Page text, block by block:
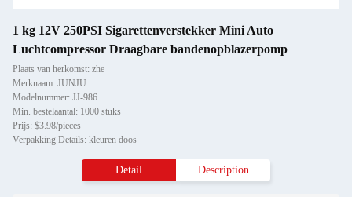
1 kg 12V 250PSI Sigarettenverstekker Mini Auto
Luchtcompressor Draagbare bandenopblazerpomp
Plaats van herkomst: zhe
Merknaam: JUNJU
Modelnummer: JJ-986
Min. bestelaantal: 1000 stuks
Prijs: $3.98/pieces
Verpakking Details: kleuren doos
Detail Description